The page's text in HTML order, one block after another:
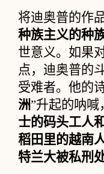
将迪奥普的作
种族主义的种
世意义。如果
点，迪奥普的
受难者。他的
洲”升起的呐喊
士的码头工人
稻田里的越南
特兰大被私刑